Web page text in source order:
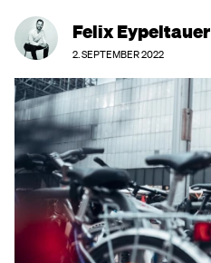
Felix Eypeltauer
2. SEPTEMBER 2022